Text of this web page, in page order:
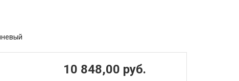
10 848,00 руб.